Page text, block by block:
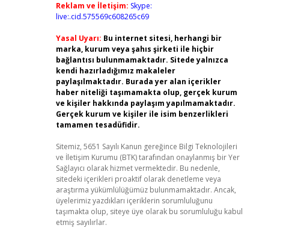
Reklam ve İletişim: Skype:
live:.cid.575569c608265c69
Yasal Uyarı: Bu internet sitesi, herhangi bir
marka, kurum veya şahıs şirketi ile hiçbir
bağlantısı bulunmamaktadır. Sitede yalnızca
kendi hazırladığımız makaleler
paylaşılmaktadır. Burada yer alan içerikler
haber niteliği taşımamakta olup, gerçek kurum
ve kişiler hakkında paylaşım yapılmamaktadır.
Gerçek kurum ve kişiler ile isim benzerlikleri
tamamen tesadüfidir.
Sitemiz, 5651 Sayılı Kanun gereğince Bilgi Teknolojileri
ve İletişim Kurumu (BTK) tarafından onaylanmış bir Yer
Sağlayıcı olarak hizmet vermektedir. Bu nedenle,
sitedeki içerikleri proaktif olarak denetleme veya
araştırma yükümlülüğümüz bulunmamaktadır. Ancak,
üyelerimiz yazdıkları içeriklerin sorumluluğunu
taşımakta olup, siteye üye olarak bu sorumluluğu kabul
etmiş sayılırlar.